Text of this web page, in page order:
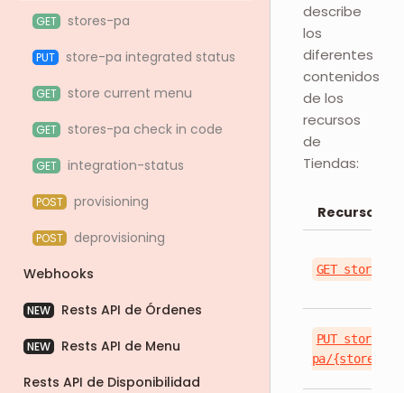
GET stores-pa
PUT store-pa integrated status
GET store current menu
GET stores-pa check in code
GET integration-status
POST provisioning
POST
deprovisioning
Webhooks
NEW Rests API de Órdenes
NEW
Rests API de Menu
Rests API de Disponibilidad
describe
los
diferentes
contenidos
de los
recursos
de
Tiendas:
Recurso API
GET stores-
PUT stores-
pa/{storeId}/